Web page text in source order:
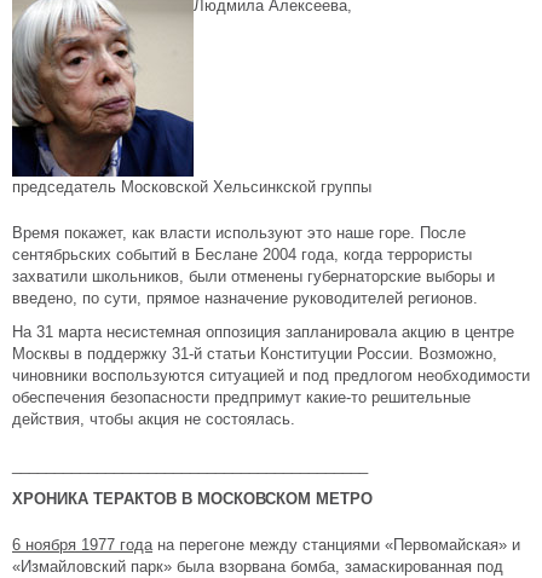
Людмила Алексеева,
председатель Московской Хельсинкской группы
Время покажет, как власти используют это наше горе. После
сентябрьских событий в Беслане 2004 года, когда террористы
захватили школьников, были отменены губернаторские выборы и
введено, по сути, прямое назначение руководителей регионов.
На 31 марта несистемная оппозиция запланировала акцию в центре
Москвы в поддержку 31-й статьи Конституции России. Возможно,
чиновники воспользуются ситуацией и под предлогом необходимости
обеспечения безопасности предпримут какие-то решительные
действия, чтобы акция не состоялась.
ХРОНИКА ТЕРАКТОВ В МОСКОВСКОМ МЕТРО
6 ноября 1977 годана перегоне между станциями «Первомайская» и
«Измайловский парк» была взорвана бомба, замаскированная под